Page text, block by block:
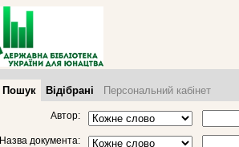
Пошук Відібрані Персональний кабінет
Автор:
Назва документа: